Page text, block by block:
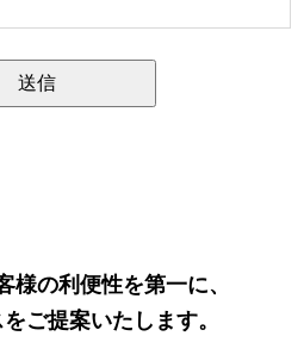
様の利便性を第一に、
ご提案いたします。